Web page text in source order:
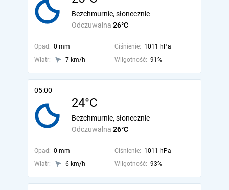
Odczuwalna 26°C
Bezchmurnie, słonecznie
Opad: 0 mm Ciśnienie: 1011 hPa
Wiatr:
7 km/h Wilgotność: 91%
05:00
24°C
Odczuwalna 26°C
Bezchmurnie, słonecznie
Opad: 0 mm Ciśnienie: 1011 hPa
Wiatr:
6 km/h Wilgotność: 93%